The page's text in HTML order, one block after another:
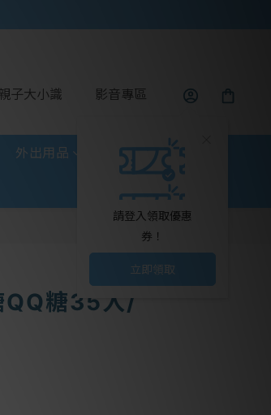
子大小識 影音專區
請登入領取優惠
券！
立即領取
外出用品 玩具童書
糖35入/